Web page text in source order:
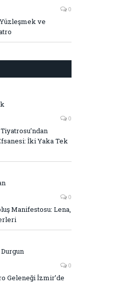
0
ve
0
İki Yaka Tek
0
Manifestosu: Lena,
0
Geleneği İzmir’de